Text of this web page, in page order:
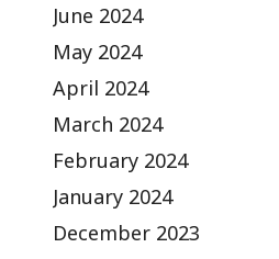
June 2024
May 2024
April 2024
March 2024
February 2024
January 2024
December 2023